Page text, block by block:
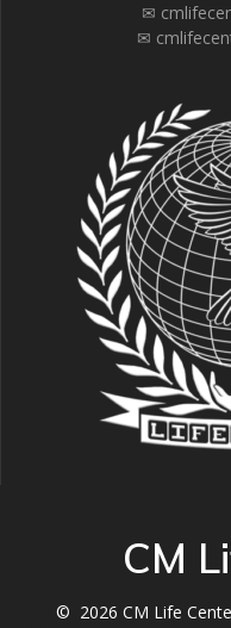
✉
✉
CM
© 2026 CM Life